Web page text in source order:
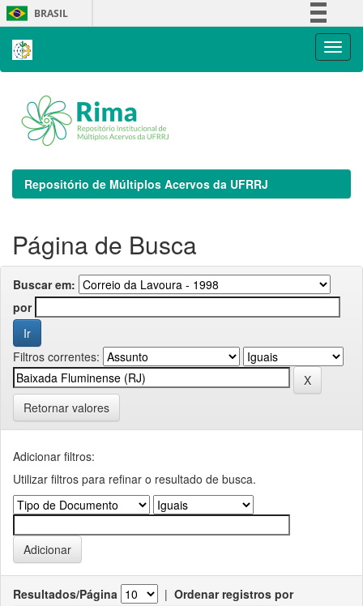
Skip
navigation
BRASIL
Repositório de Múltiplos Acervos da UFRRJ
Página de Busca
Buscar em:
por
Filtros correntes:
Retornar valores
Adicionar filtros:
Utilizar filtros para refinar o resultado de busca.
Resultados/Página | Ordenar registros por